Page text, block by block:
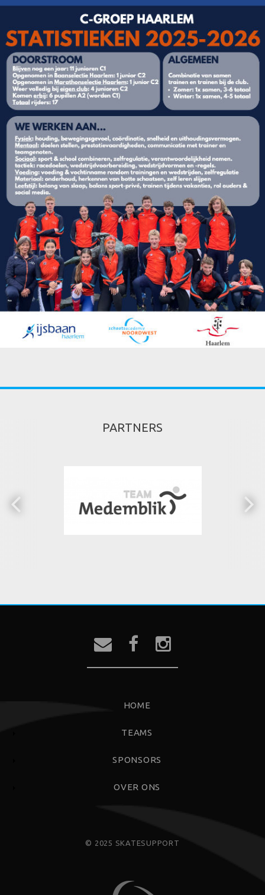
PARTNERS
HOME
TEAMS
SPONSORS
OVER ONS
© 2025 SKATESUPPORT